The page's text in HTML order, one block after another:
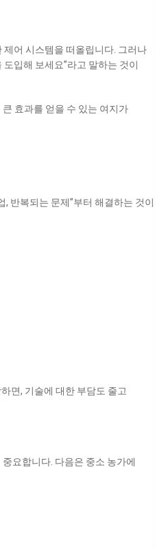
제어 시스템을 떠올립니다. 그러나
입해 보세요”라고 말하는 것이
효과를 얻을 수 있는 여지가
반복되는 문제”부터 해결하는 것이
면, 기술에 대한 부담도 줄고
요합니다. 다음은 중소 농가에